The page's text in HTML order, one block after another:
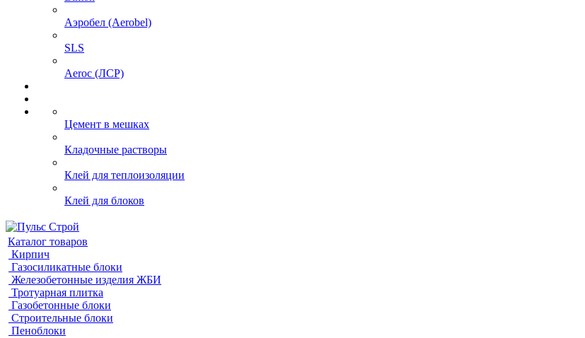
Аэробел (Aerobel)
SLS
Aeroc (ЛСР)
Цемент в мешках
Кладочные растворы
Клей для теплоизоляции
Клей для блоков
Каталог товаров
Кирпич
Газосиликатные блоки
Железобетонные изделия ЖБИ
Тротуарная плитка
Газобетонные блоки
Строительные блоки
Пеноблоки